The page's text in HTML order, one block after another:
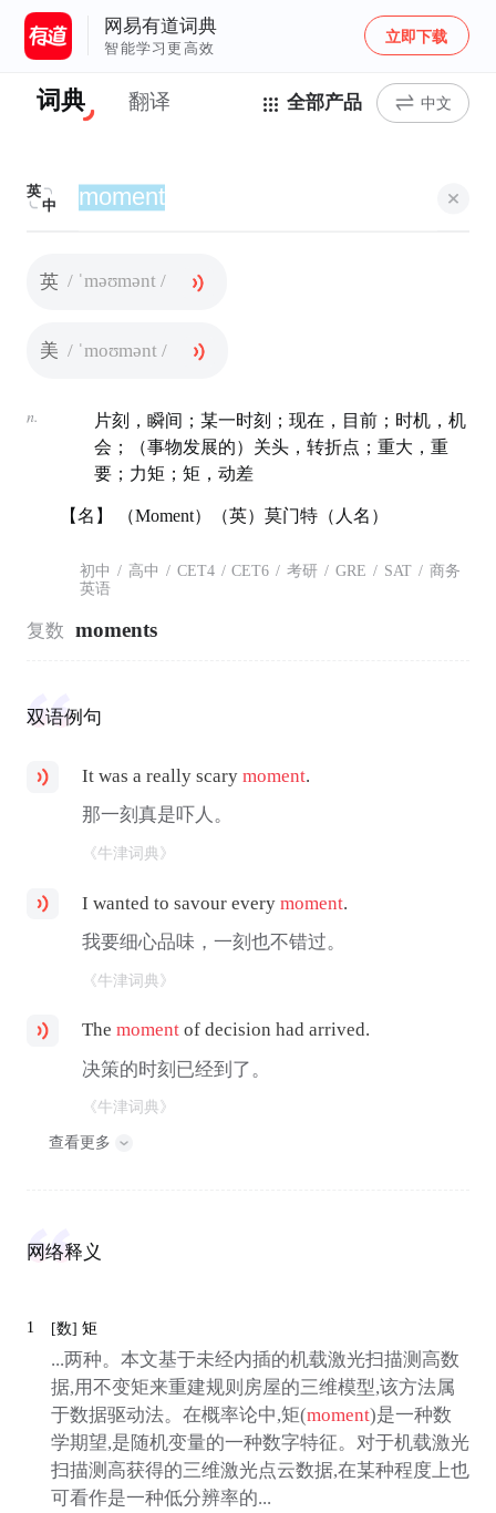
网易有道词典
智能学习更高效
立即下载
词典 翻译 全部产品 中文
英
中
英 / ˈməʊmənt /
美 / ˈmoʊmənt /
n.
片刻，瞬间；某一时刻；现在，目前；时机，机
会；（事物发展的）关头，转折点；重大，重
要；力矩；矩，动差
【名】 （Moment）（英）莫门特（人名）
初中 / 高中 / CET4 / CET6 / 考研 / GRE / SAT / 商务
英语
复数 moments
双语例句
It was a really scarymoment.
那一刻真是吓人。
《牛津词典》
I wanted to savour everymoment.
我要细心品味，一刻也不错过。
《牛津词典》
Themoment of decision had arrived.
决策的时刻已经到了。
《牛津词典》
查看更多
网络释义
1 [数] 矩
...两种。本文基于未经内插的机载激光扫描测高数
据,用不变矩来重建规则房屋的三维模型,该方法属
于数据驱动法。在概率论中,矩(moment)是一种数
学期望,是随机变量的一种数字特征。对于机载激光
扫描测高获得的三维激光点云数据,在某种程度上也
可看作是一种低分辨率的...